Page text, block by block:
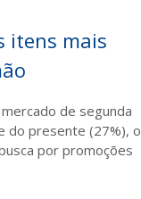
itens mais
de segunda
do presente (27%), o
por promoções